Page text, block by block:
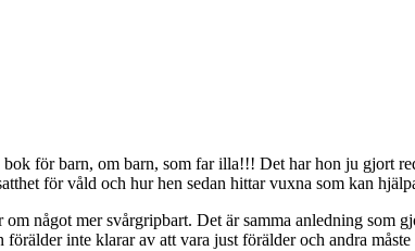
för barn, om barn, som far illa!!! Det har hon ju gjort
för våld och hur hen sedan hittar vuxna som kan
om något mer svårgripbart. Det är samma anledning som
inte klarar av att vara just förälder och andra